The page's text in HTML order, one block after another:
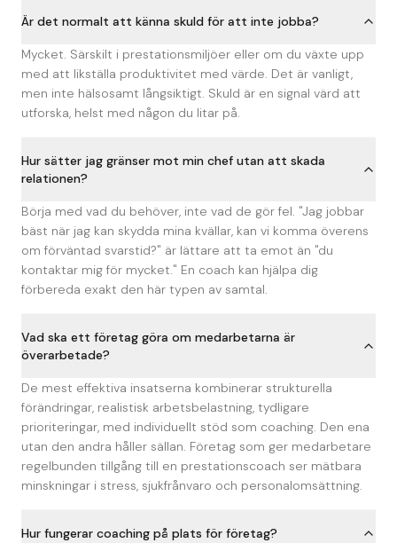
Är det normalt att känna skuld för att inte jobba?
Mycket. Särskilt i prestationsmiljöer eller om du växte upp
med att likställa produktivitet med värde. Det är vanligt,
men inte hälsosamt långsiktigt. Skuld är en signal värd att
utforska, helst med någon du litar på.
Hur sätter jag gränser mot min chef utan att skada
relationen?
Börja med vad du behöver, inte vad de gör fel. "Jag jobbar
bäst när jag kan skydda mina kvällar, kan vi komma överens
om förväntad svarstid?" är lättare att ta emot än "du
kontaktar mig för mycket." En coach kan hjälpa dig
förbereda exakt den här typen av samtal.
Vad ska ett företag göra om medarbetarna är
överarbetade?
De mest effektiva insatserna kombinerar strukturella
förändringar, realistisk arbetsbelastning, tydligare
prioriteringar, med individuellt stöd som coaching. Den ena
utan den andra håller sällan. Företag som ger medarbetare
regelbunden tillgång till en prestationscoach ser mätbara
minskningar i stress, sjukfrånvaro och personalomsättning.
Hur fungerar coaching på plats för företag?